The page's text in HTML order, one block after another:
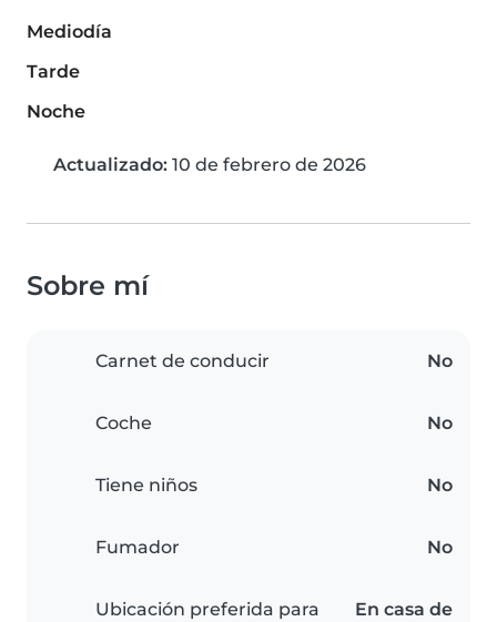
Mediodía
Tarde
Noche
Actualizado: 10 de febrero de 2026
Sobre mí
Carnet de conducir No
Coche No
Tiene niños No
Fumador No
Ubicación preferida para
En casa de